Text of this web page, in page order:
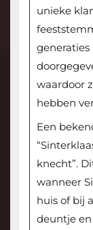
unieke
waardoor
hebben
Een
knecht”.
wanneer
huis of bij
deuntje